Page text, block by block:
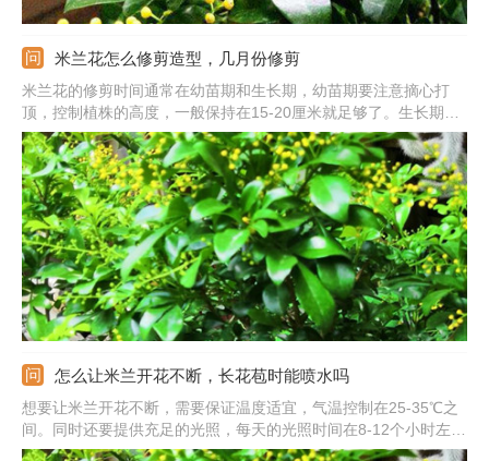
米兰花怎么修剪造型，几月份修剪
米兰花的修剪时间通常在幼苗期和生长期，幼苗期要注意摘心打
顶，控制植株的高度，一般保持在15-20厘米就足够了。生长期修
剪多在11月，给它合理的疏枝造型。另外，在开花前后也要修剪一
下，开花前注意抹芽，花后及时剪除残花，减少养分的消耗。如果
植株患病，也需要将病枝病叶剪除。
怎么让米兰开花不断，长花苞时能喷水吗
想要让米兰开花不断，需要保证温度适宜，气温控制在25-35℃之
间。同时还要提供充足的光照，每天的光照时间在8-12个小时左
右。另外，由于植株可以开花多次，每次花后要及时补充肥料，生